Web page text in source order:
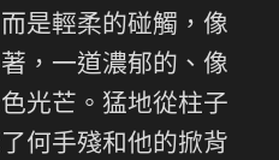
是輕柔的碰觸，像
，一道濃郁的、像
光芒。猛地從柱子
何手殘和他的掀背